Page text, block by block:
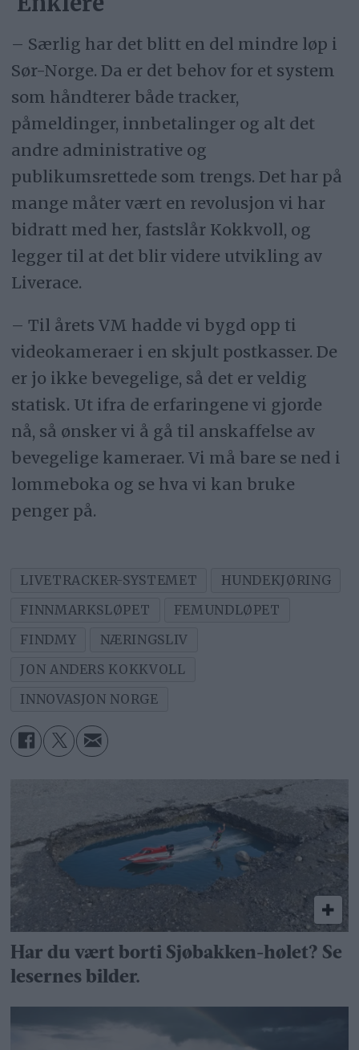
– Særlig har det blitt en del mindre løp i
Sør-Norge. Da er det behov for et system
som håndterer både tracker,
påmeldinger, innbetalinger og alt det
andre administrative og
publikumsrettede som trengs. Det har på
mange måter vært en revolusjon vi har
bidratt med her, fastslår Kokkvoll, og
legger til at det blir videre utvikling av
Liverace.
– Til årets VM hadde vi bygd opp ti
videokameraer i en skjult postkasser. De
er jo ikke bevegelige, så det er veldig
statisk. Ut ifra de erfaringene vi gjorde
nå, så ønsker vi å gå til anskaffelse av
bevegelige kameraer. Vi må bare se ned i
lommeboka og se hva vi kan bruke
penger på.
LIVETRACKER-SYSTEMET
HUNDEKJØRING
FINNMARKSLØPET
FEMUNDLØPET
FINDMY
NÆRINGSLIV
JON ANDERS KOKKVOLL
INNOVASJON NORGE
Har du vært borti Sjøbakken-hølet? Se
lesernes bilder.